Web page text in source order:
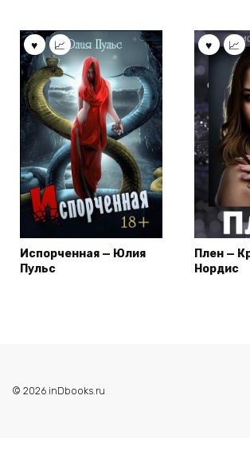
Испорченная — Юлия
Пульс
Плен —
Нордис
© 2026 inDbooks.ru